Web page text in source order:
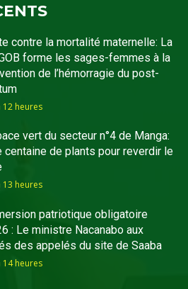
contre la mortalité maternelle: La
forme les sages-femmes à la
de l’hémorragie du post-
12 heures
vert du secteur n°4 de Manga:
centaine de plants pour reverdir le
13 heures
patriotique obligatoire
: Le ministre Nacanabo aux
des appelés du site de Saaba
14 heures